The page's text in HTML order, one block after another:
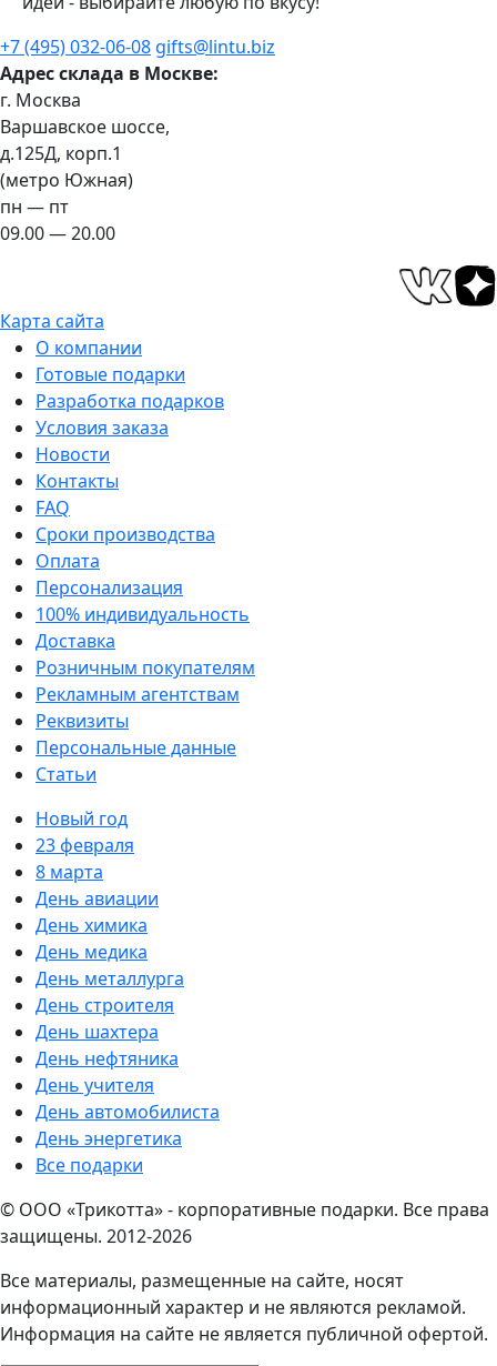
+7 (495) 032-06-08 gifts@lintu.biz
Адрес склада в Москве:
г. Москва
Варшавское шоссе,
д.125Д, корп.1
(метро Южная)
пн — пт
09.00 — 20.00
Карта сайта
О компании
Готовые подарки
Разработка подарков
Условия заказа
Новости
Контакты
FAQ
Сроки производства
Оплата
Персонализация
100% индивидуальность
Доставка
Розничным покупателям
Рекламным агентствам
Реквизиты
Персональные данные
Статьи
Новый год
23 февраля
8 марта
День авиации
День химика
День медика
День металлурга
День строителя
День шахтера
День нефтяника
День учителя
День автомобилиста
День энергетика
Все подарки
© ООО «Трикотта» - корпоративные подарки. Все права
защищены. 2012-2026
Все материалы, размещенные на сайте, носят
информационный характер и не являются рекламой.
Информация на сайте не является публичной офертой.